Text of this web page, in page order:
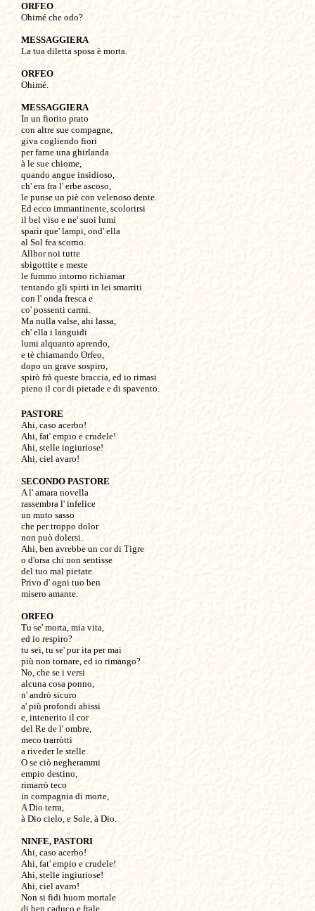
ORFEO
Ohimé che odo?
MESSAGGIERA
La tua diletta sposa è morta.
ORFEO
Ohimé.
MESSAGGIERA
In un fiorito prato
con altre sue compagne,
giva cogliendo fiori
per farne una ghirlanda
à le sue chiome,
quando angue insidioso,
ch' era fra l' erbe ascoso,
le punse un piè con velenoso dente.
Ed ecco immantinente, scolorirsi
il bel viso e ne' suoi lumi
sparir que' lampi, ond' ella
al Sol fea scorno.
Allhor noi tutte
sbigottite e meste
le fummo intorno richiamar
tentando gli spirti in lei smarriti
con l' onda fresca e
co' possenti carmi.
Ma nulla valse, ahi lassa,
ch' ella i languidi
lumi alquanto aprendo,
e tè chiamando Orfeo,
dopo un grave sospiro,
spirò frà queste braccia, ed io rimasi
PASTORE
Ahi, caso acerbo!
Ahi, fat' empio e crudele!
Ahi, stelle ingiuriose!
Ahi, ciel avaro!
SECONDO PASTORE
A l' amara novella
rassembra l' infelice
un muto sasso
che per troppo dolor
non può dolersi.
Ahi, ben avrebbe un cor di Tigre
o d'orsa chi non sentisse
del tuo mal pietate.
Privo d' ogni tuo ben
misero amante.
ORFEO
Tu se' morta, mia vita,
ed io respiro?
tu sei, tu se' pur ita per mai
più non tornare, ed io rimango?
No, che se i versi
alcuna cosa ponno,
n' andrò sicuro
a' più profondi abissi
e, intenerito il cor
del Re de l' ombre,
meco trarròtti
a riveder le stelle.
O se ciò negherammi
empio destino,
rimarrò teco
in compagnia di morte,
A Dio terra,
à Dio cielo, e Sole, à Dio.
NINFE, PASTORI
Ahi, caso acerbo!
Ahi, fat' empio e crudele!
Ahi, stelle ingiuriose!
Ahi, ciel avaro!
Non si fidi huom mortale
di ben caduco e frale